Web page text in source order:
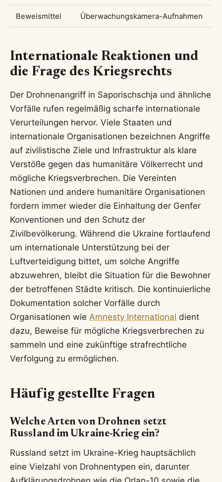
Beweismittel Überwachungskamera-Aufnahmen
Internationale Reaktionen und
die Frage des Kriegsrechts
Der Drohnenangriff in Saporischschja und ähnliche
Vorfälle rufen regelmäßig scharfe internationale
Verurteilungen hervor. Viele Staaten und
internationale Organisationen bezeichnen Angriffe
auf zivilistische Ziele und Infrastruktur als klare
Verstöße gegen das humanitäre Völkerrecht und
mögliche Kriegsverbrechen. Die Vereinten
Nationen und andere humanitäre Organisationen
fordern immer wieder die Einhaltung der Genfer
Konventionen und den Schutz der
Zivilbevölkerung. Während die Ukraine fortlaufend
um internationale Unterstützung bei der
Luftverteidigung bittet, um solche Angriffe
abzuwehren, bleibt die Situation für die Bewohner
der betroffenen Städte kritisch. Die kontinuierliche
Dokumentation solcher Vorfälle durch
Organisationen wie Amnesty International dient
dazu, Beweise für mögliche Kriegsverbrechen zu
sammeln und eine zukünftige strafrechtliche
Verfolgung zu ermöglichen.
Häufig gestellte Fragen
Welche Arten von Drohnen setzt
Russland im Ukraine-Krieg ein?
Russland setzt im Ukraine-Krieg hauptsächlich
eine Vielzahl von Drohnentypen ein, darunter